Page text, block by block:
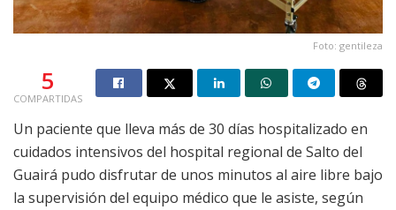
Foto: gentileza
5
COMPARTIDAS
Un paciente que lleva más de 30 días hospitalizado en
cuidados intensivos del hospital regional de Salto del
Guairá pudo disfrutar de unos minutos al aire libre bajo
la supervisión del equipo médico que le asiste, según